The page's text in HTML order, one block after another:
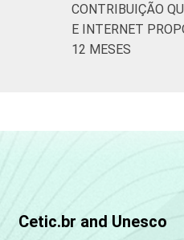
CONTRIBUIÇÃO
E INTERNET
12 MESES
Cetic.br and Unesco